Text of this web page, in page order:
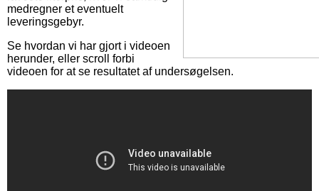
medregner et eventuelt
leveringsgebyr.
Se hvordan vi har gjort i videoen
herunder, eller scroll forbi
videoen for at se resultatet af undersøgelsen.